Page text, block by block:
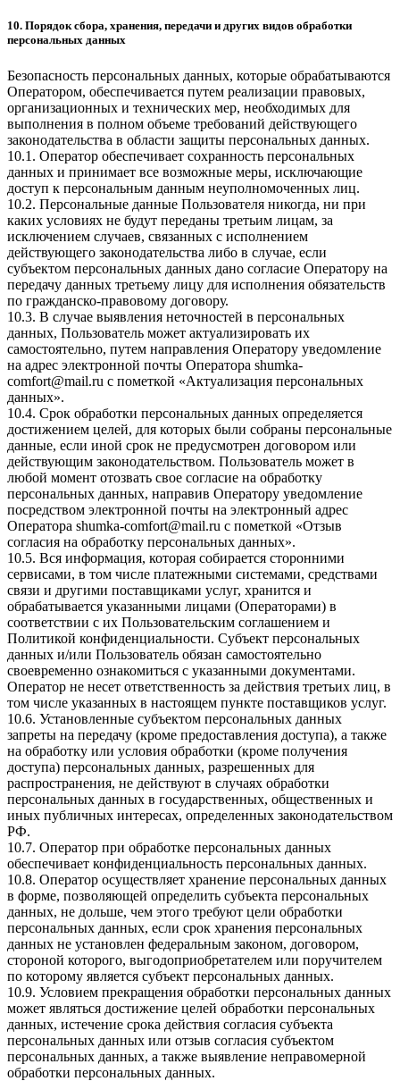
10. Порядок сбора, хранения, передачи и других видов обработки
персональных данных
Безопасность персональных данных, которые обрабатываются
Оператором, обеспечивается путем реализации правовых,
организационных и технических мер, необходимых для
выполнения в полном объеме требований действующего
законодательства в области защиты персональных данных.
10.1. Оператор обеспечивает сохранность персональных
данных и принимает все возможные меры, исключающие
доступ к персональным данным неуполномоченных лиц.
10.2. Персональные данные Пользователя никогда, ни при
каких условиях не будут переданы третьим лицам, за
исключением случаев, связанных с исполнением
действующего законодательства либо в случае, если
субъектом персональных данных дано согласие Оператору на
передачу данных третьему лицу для исполнения обязательств
по гражданско-правовому договору.
10.3. В случае выявления неточностей в персональных
данных, Пользователь может актуализировать их
самостоятельно, путем направления Оператору уведомление
на адрес электронной почты Оператора shumka-
comfort@mail.ru с пометкой «Актуализация персональных
данных».
10.4. Срок обработки персональных данных определяется
достижением целей, для которых были собраны персональные
данные, если иной срок не предусмотрен договором или
действующим законодательством. Пользователь может в
любой момент отозвать свое согласие на обработку
персональных данных, направив Оператору уведомление
посредством электронной почты на электронный адрес
Оператора shumka-comfort@mail.ru с пометкой «Отзыв
согласия на обработку персональных данных».
10.5. Вся информация, которая собирается сторонними
сервисами, в том числе платежными системами, средствами
связи и другими поставщиками услуг, хранится и
обрабатывается указанными лицами (Операторами) в
соответствии с их Пользовательским соглашением и
Политикой конфиденциальности. Субъект персональных
данных и/или Пользователь обязан самостоятельно
своевременно ознакомиться с указанными документами.
Оператор не несет ответственность за действия третьих лиц, в
том числе указанных в настоящем пункте поставщиков услуг.
10.6. Установленные субъектом персональных данных
запреты на передачу (кроме предоставления доступа), а также
на обработку или условия обработки (кроме получения
доступа) персональных данных, разрешенных для
распространения, не действуют в случаях обработки
персональных данных в государственных, общественных и
иных публичных интересах, определенных законодательством
РФ.
10.7. Оператор при обработке персональных данных
обеспечивает конфиденциальность персональных данных.
10.8. Оператор осуществляет хранение персональных данных
в форме, позволяющей определить субъекта персональных
данных, не дольше, чем этого требуют цели обработки
персональных данных, если срок хранения персональных
данных не установлен федеральным законом, договором,
стороной которого, выгодоприобретателем или поручителем
по которому является субъект персональных данных.
10.9. Условием прекращения обработки персональных данных
может являться достижение целей обработки персональных
данных, истечение срока действия согласия субъекта
персональных данных или отзыв согласия субъектом
персональных данных, а также выявление неправомерной
обработки персональных данных.